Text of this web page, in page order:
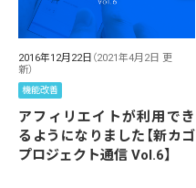
2016年12月22日 （2021年4月2日 更
新）
機能改善
アフィリエイトが利用でき
るようになりました【新カゴ
プロジェクト通信 Vol.6】